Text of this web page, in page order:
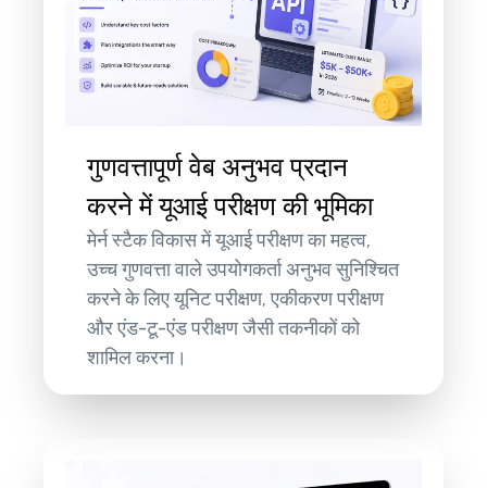
गुणवत्तापूर्ण वेब अनुभव प्रदान
करने में यूआई परीक्षण की भूमिका
मेर्न स्टैक विकास में यूआई परीक्षण का महत्व,
उच्च गुणवत्ता वाले उपयोगकर्ता अनुभव सुनिश्चित
करने के लिए यूनिट परीक्षण, एकीकरण परीक्षण
और एंड-टू-एंड परीक्षण जैसी तकनीकों को
शामिल करना।